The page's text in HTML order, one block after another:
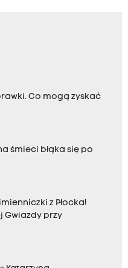
Co mogą zyskać
śmieci błąka się po
z Płocka!
Gwiazdy przy